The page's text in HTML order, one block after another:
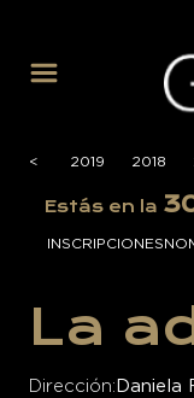
<
<
2020 2019 2018
Estás en la
INSCRIPCIONES
La
Dirección Daniela